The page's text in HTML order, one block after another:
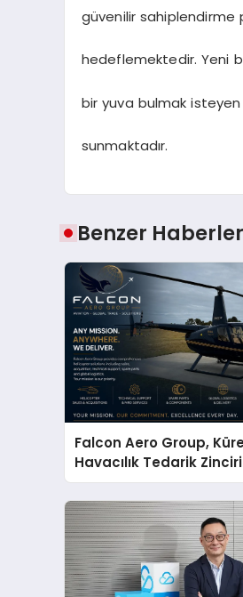
güvenilir sahiplendirme
hedeflemektedir. Yeni
bir yuva bulmak
sunmaktadır.
Benzer Haberler
Falcon Aero Group,
Havacılık Tedarik
Türkiye’den Dünyaya